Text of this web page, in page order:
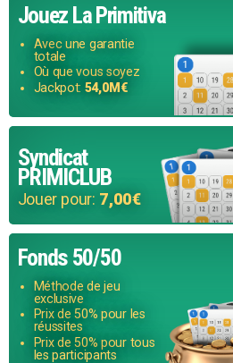
Jouez La Primitiva
Avec une garantie
totale
Où que vous soyez
Jackpot: 54,0M€
Syndicat
PRIMICLUB
Jouer pour: 7,00€
Fonds 50/50
Méthode de jeu
exclusive
Prix de 50% pour les
réussites
Prix de 50% pour tous
les participants